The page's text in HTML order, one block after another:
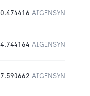
0.474416 AIGENSYN
4.744164 AIGENSYN
7.590662 AIGENSYN